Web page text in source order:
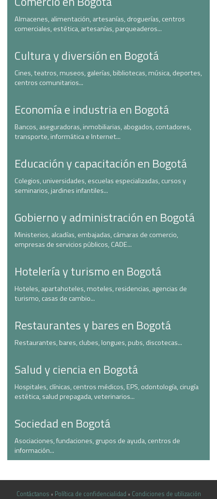
Almacenes, alimentación, artesanías, droguerías, centros
comerciales, estética, artesanías, parqueaderos...
Cultura y diversión en Bogotá
Cines, teatros, museos, galerías, bibliotecas, música, deportes,
centros comunitarios...
Economía e industria en Bogotá
Bancos, aseguradoras, inmobiliarias, abogados, contadores,
transporte, informática e Internet...
Educación y capacitación en Bogotá
Colegios, universidades, escuelas especializadas, cursos y
seminarios, jardines infantiles...
Gobierno y administración en Bogotá
Ministerios, alcadías, embajadas, cámaras de comercio,
empresas de servicios públicos, CADE...
Hotelería y turismo en Bogotá
Hoteles, apartahoteles, moteles, residencias, agencias de
turismo, casas de cambio...
Restaurantes y bares en Bogotá
Restaurantes, bares, clubes, longues, pubs, discotecas...
Salud y ciencia en Bogotá
Hospitales, clínicas, centros médicos, EPS, odontología, cirugía
estética, salud prepagada, veterinarios...
Sociedad en Bogotá
Asociaciones, fundaciones, grupos de ayuda, centros de
información...
Contáctanos • Política de confidencialidad • Condiciones de utilización